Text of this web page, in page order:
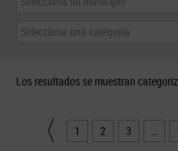
Selecciona una categoría
Los resultados se muestran
1 2 3 ...